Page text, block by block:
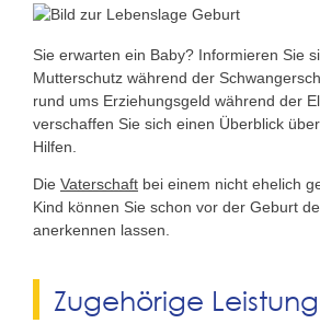
Sie erwarten ein Baby? Informieren Sie
Mutterschutz während der
rund ums Erziehungsgeld während der
verschaffen Sie sich einen Überblick
Hilfen.
Die Vaterschaft bei einem nicht ehelich
Kind können Sie schon vor der Geburt
anerkennen lassen.
Zugehörige